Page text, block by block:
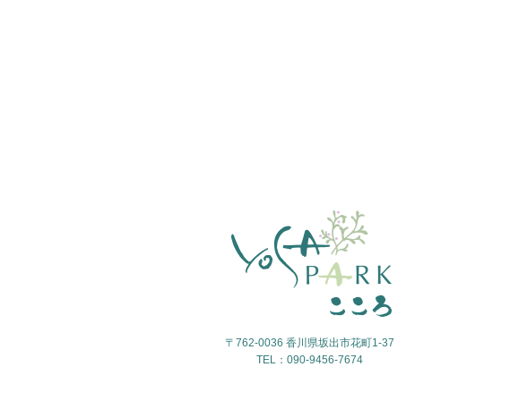
〒762-0036 香川県坂出市花町1-37
TEL：090-9456-7674